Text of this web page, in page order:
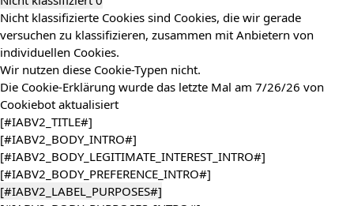
Nicht klassifizierte Cookies sind Cookies, die wir gerade
versuchen zu klassifizieren, zusammen mit Anbietern von
individuellen Cookies.
Wir nutzen diese Cookie-Typen nicht.
Die Cookie-Erklärung wurde das letzte Mal am 7/26/26 von
Cookiebot aktualisiert
[#IABV2_TITLE#]
[#IABV2_BODY_INTRO#]
[#IABV2_BODY_LEGITIMATE_INTEREST_INTRO#]
[#IABV2_BODY_PREFERENCE_INTRO#]
[#IABV2_LABEL_PURPOSES#]